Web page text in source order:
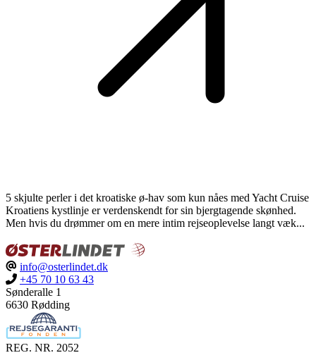
5 skjulte perler i det kroatiske ø-hav som kun nåes med Yacht Cruise
Kroatiens kystlinje er verdenskendt for sin bjergtagende skønhed.
Men hvis du drømmer om en mere intim rejseoplevelse langt væk...
info@osterlindet.dk
+45 70 10 63 43
Sønderalle 1
6630 Rødding
REG. NR. 2052